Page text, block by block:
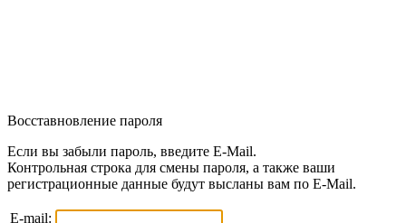
Восставновление пароля
Если вы забыли пароль, введите E-Mail.
Контрольная строка для смены пароля, а также ваши
регистрационные данные будут высланы вам по E-Mail.
E-mail: